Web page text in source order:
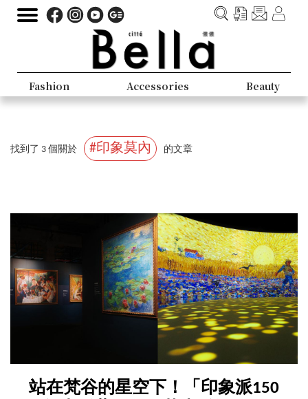
Fashion Accessories Beauty
找到了 3 個關於 #印象莫內 的文章
站在梵谷的星空下！「印象派150